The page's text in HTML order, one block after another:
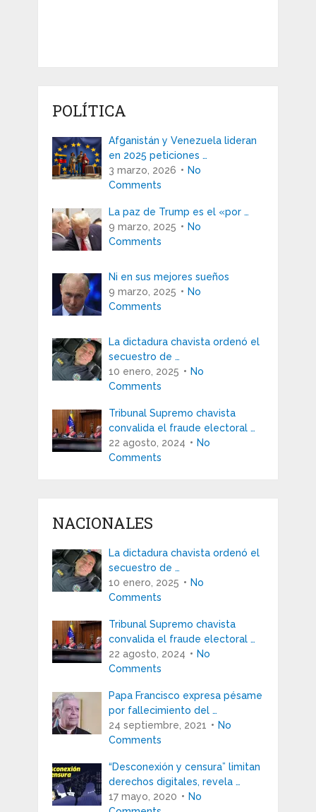
POLÍTICA
Afganistán y Venezuela lideran
en 2025 peticiones …
3 marzo, 2026
No
Comments
La paz de Trump es el «por …
9 marzo, 2025
No
Comments
Ni en sus mejores sueños
9 marzo, 2025
No
Comments
La dictadura chavista ordenó el
secuestro de …
10 enero, 2025
No
Comments
Tribunal Supremo chavista
convalida el fraude electoral …
22 agosto, 2024
No
Comments
NACIONALES
La dictadura chavista ordenó el
secuestro de …
10 enero, 2025
No
Comments
Tribunal Supremo chavista
convalida el fraude electoral …
22 agosto, 2024
No
Comments
Papa Francisco expresa pésame
por fallecimiento del …
24 septiembre, 2021
No
Comments
“Desconexión y censura” limitan
derechos digitales, revela …
17 mayo, 2020
No